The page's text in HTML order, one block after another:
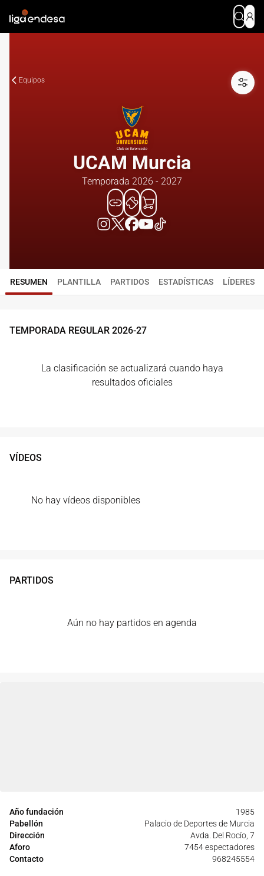
Equipos
UCAM Murcia
Temporada 2026 - 2027
RESUMEN PLANTILLA PARTIDOS ESTADÍSTICAS LÍDERES
TEMPORADA REGULAR 2026-27
La clasificación se actualizará cuando haya
resultados oficiales
Año fundación
1985
Pabellón
Palacio de Deportes de Murcia
Dirección
Avda. Del Rocío, 7
Aforo
7454 espectadores
Contacto
968245554
VÍDEOS
No hay vídeos disponibles
PARTIDOS
Aún no hay partidos en agenda